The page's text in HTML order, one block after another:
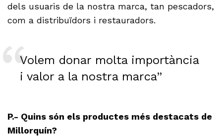
dels usuaris de la nostra marca, tan pescadors,
com a distribuïdors i restauradors.
Volem donar molta importància
i valor a la nostra marca”
P.- Quins són els productes més destacats de
Millorquín?